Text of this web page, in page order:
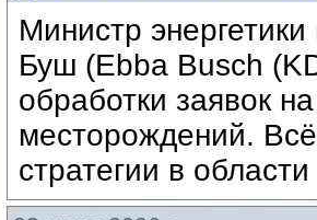
Министр
Буш (Ebba Busch
обработки заявок
месторождений.
стратегии в